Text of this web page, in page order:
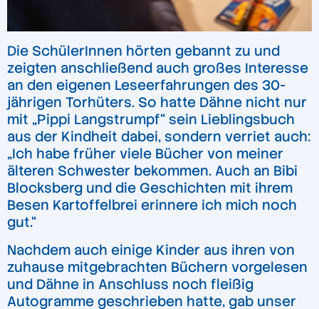
Die SchülerInnen hörten gebannt zu und
zeigten anschließend auch großes Interesse
an den eigenen Leseerfahrungen des 30-
jährigen Torhüters. So hatte Dähne nicht nur
mit „Pippi Langstrumpf“ sein Lieblingsbuch
aus der Kindheit dabei, sondern verriet auch:
„Ich habe früher viele Bücher von meiner
älteren Schwester bekommen. Auch an Bibi
Blocksberg und die Geschichten mit ihrem
Besen Kartoffelbrei erinnere ich mich noch
gut.“
Nachdem auch einige Kinder aus ihren von
zuhause mitgebrachten Büchern vorgelesen
und Dähne in Anschluss noch fleißig
Autogramme geschrieben hatte, gab unser